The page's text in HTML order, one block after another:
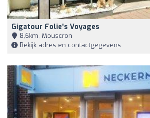
Gigatour Folie's Voyages
8,6km, Mouscron
Bekijk adres en contactgegevens